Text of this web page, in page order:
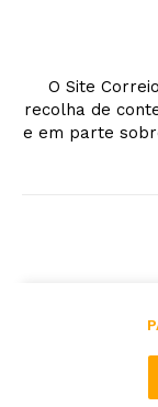
O Site
recolha de
e em parte